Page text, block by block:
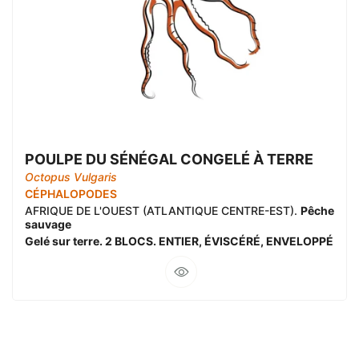
POULPE DU SÉNÉGAL CONGELÉ À TERRE
Octopus Vulgaris
CÉPHALOPODES
AFRIQUE DE L'OUEST (ATLANTIQUE CENTRE-EST). Pêche
sauvage
Gelé sur terre. 2 BLOCS. ENTIER, ÉVISCÉRÉ, ENVELOPPÉ